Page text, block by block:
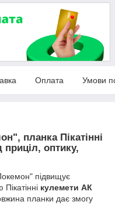
Оплата Умови
планка Пікатінні
оптику,
підвищує
кулемети АК
планки дає змогу